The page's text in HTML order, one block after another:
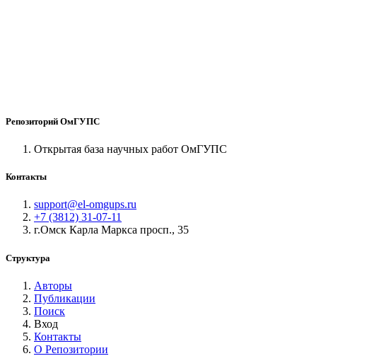
Репозиторий ОмГУПС
Открытая база научных работ ОмГУПС
Контакты
support@el-omgups.ru
+7 (3812) 31-07-11
г.Омск Карла Маркса просп., 35
Структура
Авторы
Публикации
Поиск
Вход
Контакты
О Репозитории